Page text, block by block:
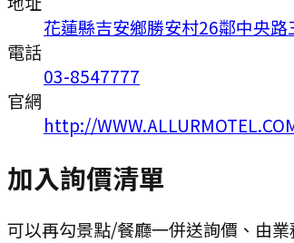
花蓮縣吉安鄉勝安村26鄰中央
電話
03-8547777
官網
http://
加入詢價清單
可以再勾景點/餐廳一併送詢價、由